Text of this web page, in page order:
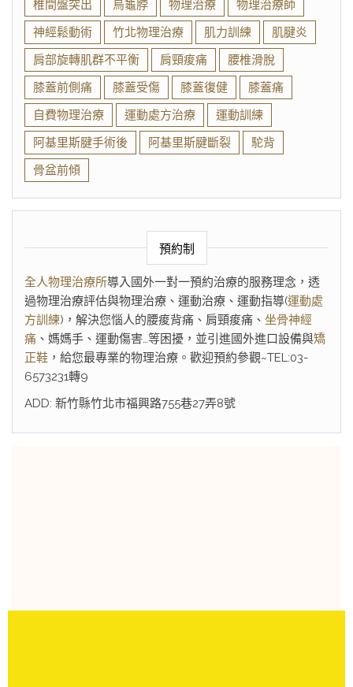
椎間盤突出 烏龜脖 物理治療
物理治療師
神經鬆動術
竹北物理治療 肌力訓練
肌腱炎
肩部旋轉肌群不平衡
肩頸痠痛
腰椎滑脫
膝蓋前側痛
膝蓋受傷 膝蓋復健
膝蓋痛
自費物理治療
運動處方治療
運動訓練
阿基里斯腱手術後
阿基里斯腱斷裂
駝背
骨盆前傾
預約制
全人物理治療所導入國外一對一預約治療的服務理念，透
過物理治療評估與物理治療、運動治療、運動指導(運動處
方訓練)，解決您惱人的腰痠背痛、肩頸痠痛、 坐骨神經
痛 、媽媽手、運動傷害…等困擾，並引進國外進口設備與矯
正鞋 ，給您最專業的物理治療。歡迎預約參觀~TEL:03-
6573231轉9
ADD: 新竹縣竹北市福興路755巷27弄8號